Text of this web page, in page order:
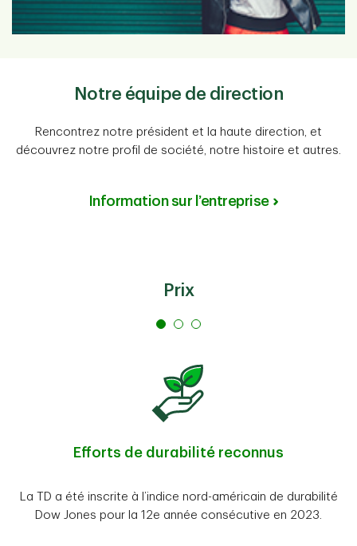
Notre équipe de direction
Rencontrez notre président et la haute direction, et
découvrez notre profil de société, notre histoire et autres.
Information sur l’entreprise
Prix
Efforts de durabilité reconnus
La TD a été inscrite à l’indice nord-américain de durabilité
Dow Jones pour la 12e année consécutive en 2023.